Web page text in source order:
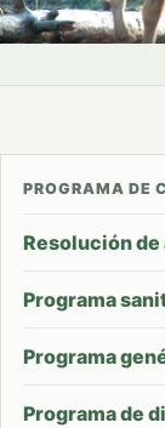
PROGRAMA DE
Resolución
Programa
Programa
Programa de